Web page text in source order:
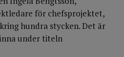
för chefsprojektet,
hundra stycken. Det är
under titeln